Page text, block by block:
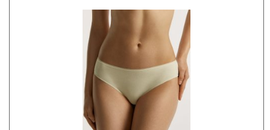
деталь выполнена из
кружевного полотна с
цветочным рисунком.
Гигиеничная хлопковая
ластовица позволяет
избежать трения и
раздражения кожи. Удобная
и комфортная модель для
повседневного белья.
Хлопок 64%
Нейлон 30%
Эластан 6%